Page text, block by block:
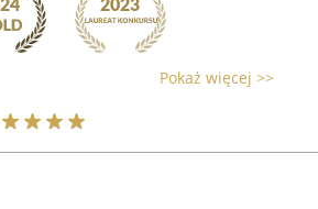
Pokaż więcej >>